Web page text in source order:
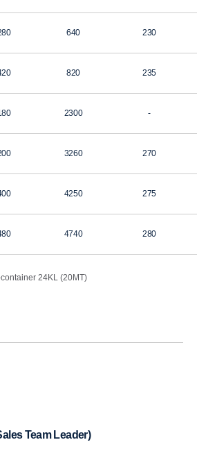
640 230
820 235
2300 -
3260 270
4250 275
4740 280
24KL (20MT)
Team Leader)